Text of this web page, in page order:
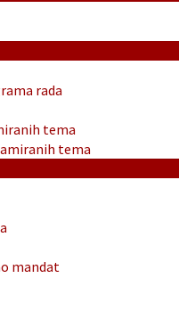
rada
tema
tema
mandat